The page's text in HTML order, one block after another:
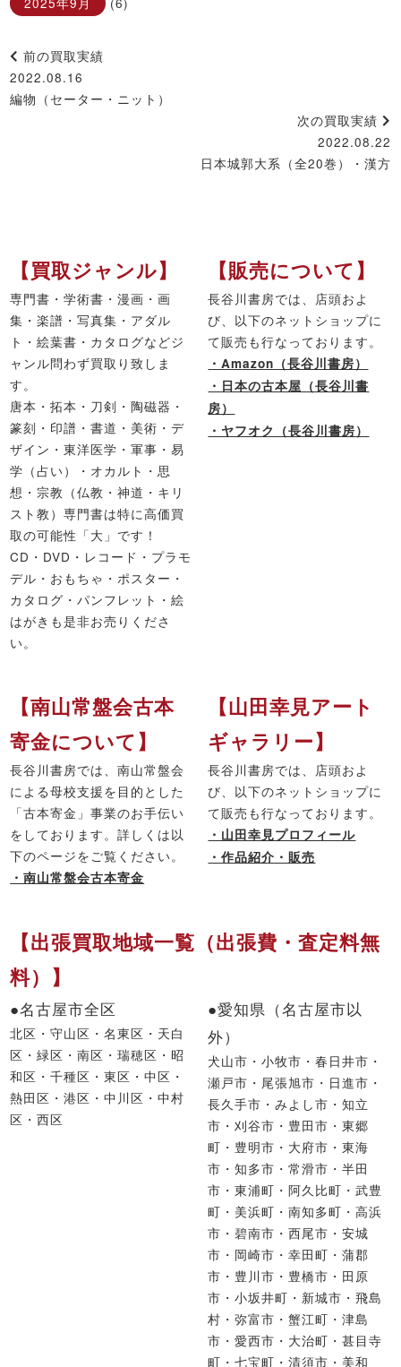
前の買取実績
2022.08.16
編物（セーター・ニット）
次の買取実績
2022.08.22
日本城郭大系（全20巻）・漢方
【買取ジャンル】
専門書・学術書・漫画・画
集・楽譜・写真集・アダル
ト・絵葉書・カタログなどジ
ャンル問わず買取り致しま
す。
唐本・拓本・刀剣・陶磁器・
篆刻・印譜・書道・美術・デ
ザイン・東洋医学・軍事・易
学（占い）・オカルト・思
想・宗教（仏教・神道・キリ
スト教）専門書は特に高価買
取の可能性「大」です！
CD・DVD・レコード・プラモ
デル・おもちゃ・ポスター・
カタログ・パンフレット・絵
はがきも是非お売りくださ
い。
【販売について】
長谷川書房では、店頭およ
び、以下のネットショップに
て販売も行なっております。
・Amazon（長谷川書房）
・日本の古本屋（長谷川書
房）
・ヤフオク（長谷川書房）
【南山常盤会古本
寄金について】
長谷川書房では、南山常盤会
による母校支援を目的とした
「古本寄金」事業のお手伝い
をしております。詳しくは以
下のページをご覧ください。
・南山常盤会古本寄金
【山田幸見アート
ギャラリー】
長谷川書房では、店頭およ
び、以下のネットショップに
て販売も行なっております。
・山田幸見プロフィール
・作品紹介・販売
【出張買取地域一覧（出張費・査定料無
料）】
●名古屋市全区
北区・守山区・名東区・天白
区・緑区・南区・瑞穂区・昭
和区・千種区・東区・中区・
熱田区・港区・中川区・中村
区・西区
●愛知県（名古屋市以
外）
犬山市・小牧市・春日井市・
瀬戸市・尾張旭市・日進市・
長久手市・みよし市・知立
市・刈谷市・豊田市・東郷
町・豊明市・大府市・東海
市・知多市・常滑市・半田
市・東浦町・阿久比町・武豊
町・美浜町・南知多町・高浜
市・碧南市・西尾市・安城
市・岡崎市・幸田町・蒲郡
市・豊川市・豊橋市・田原
市・小坂井町・新城市・飛島
村・弥富市・蟹江町・津島
市・愛西市・大治町・甚目寺
町・七宝町・清須市・美和